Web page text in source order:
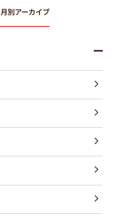
月別アーカイブ